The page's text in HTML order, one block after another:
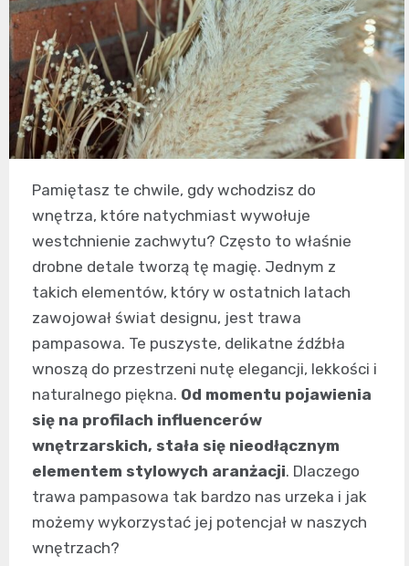
Pamiętasz te chwile, gdy wchodzisz do
wnętrza, które natychmiast wywołuje
westchnienie zachwytu? Często to właśnie
drobne detale tworzą tę magię. Jednym z
takich elementów, który w ostatnich latach
zawojował świat designu, jest trawa
pampasowa. Te puszyste, delikatne źdźbła
wnoszą do przestrzeni nutę elegancji, lekkości i
naturalnego piękna. Od momentu pojawienia
się na profilach influencerów
wnętrzarskich, stała się nieodłącznym
elementem stylowych aranżacji. Dlaczego
trawa pampasowa tak bardzo nas urzeka i jak
możemy wykorzystać jej potencjał w naszych
wnętrzach?